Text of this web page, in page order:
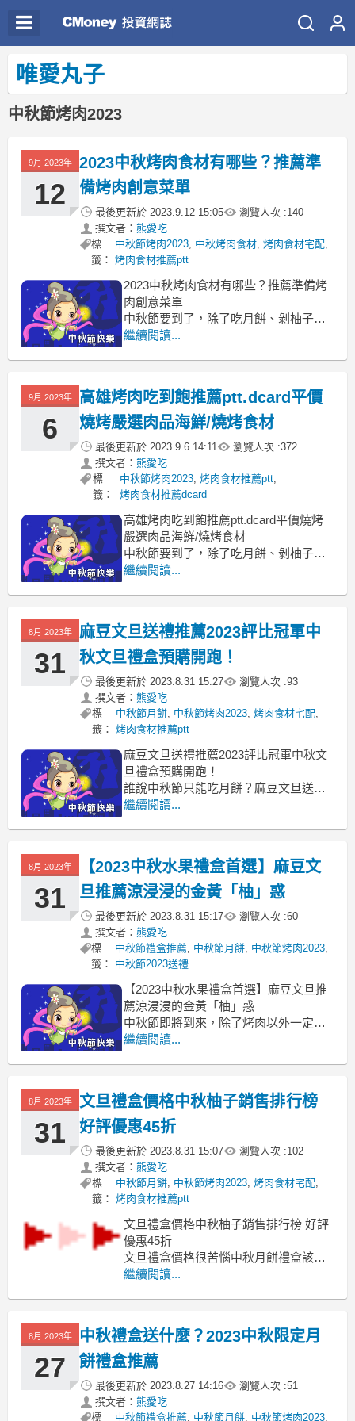
唯愛丸子
中秋節烤肉2023
9月 2023年
12
2023中秋烤肉食材有哪些？推薦準
備烤肉創意菜單
最後更新於 2023.9.12 15:05 瀏覽人次 :140
撰文者： 熊愛吃
標
籤：
中秋節烤肉2023, 中秋烤肉食材, 烤肉食材宅配,
烤肉食材推薦ptt
2023中秋烤肉食材有哪些？推薦準備烤
肉創意菜單
中秋節要到了，除了吃月餅、剝柚子中
秋烤肉食材
烤肉食材宅配 烤肉必備食材ptt 烤肉創意
菜單 烤肉必備食材dcard
最令我期待的就是烤肉啦中秋烤肉食材
繼續閱讀...
9月 2023年
6
高雄烤肉吃到飽推薦ptt.dcard平價
燒烤嚴選肉品海鮮/燒烤食材
最後更新於 2023.9.6 14:11 瀏覽人次 :372
撰文者： 熊愛吃
標
籤：
中秋節烤肉2023,烤肉食材推薦ptt,
烤肉食材推薦dcard
高雄烤肉吃到飽推薦ptt.dcard平價燒烤
嚴選肉品海鮮/燒烤食材
中秋節要到了，除了吃月餅、剝柚子高
雄烤肉吃到飽
到飽 高雄吃到飽 平價燒肉吃到飽 高雄
燒肉吃到飽價格 499燒肉吃到飽 高雄燒
烤海鮮吃到
繼續閱讀...
8月 2023年
31
麻豆文旦送禮推薦2023評比冠軍中
秋文旦禮盒預購開跑！
最後更新於 2023.8.31 15:27 瀏覽人次 :93
撰文者： 熊愛吃
標
籤：
中秋節月餅, 中秋節烤肉2023,烤肉食材宅配,
烤肉食材推薦ptt
麻豆文旦送禮推薦2023評比冠軍中秋文
旦禮盒預購開跑！
誰說中秋節只能吃月餅？麻豆文旦送禮
文旦推薦ptt, 文旦推薦dcard, 麻豆文旦送
南 麻 豆 文旦
餡料豐富但是又不會油膩麻豆文旦送禮
繼續閱讀...
8月 2023年
31
【2023中秋水果禮盒首選】麻豆文
旦推薦涼浸浸的金黃「柚」惑
最後更新於 2023.8.31 15:17 瀏覽人次 :60
撰文者： 熊愛吃
標
籤：
中秋節禮盒推薦, 中秋節月餅, 中秋節烤肉2023,
中秋節2023送禮
【2023中秋水果禮盒首選】麻豆文旦推
薦涼浸浸的金黃「柚」惑
中秋節即將到來，除了烤肉以外一定要
吃月餅麻豆文旦
文旦推薦ptt 麻豆文旦品種 麻豆文旦2023
才有過到中秋節的感覺～麻豆文旦
現在
繼續閱讀...
8月 2023年
31
文旦禮盒價格中秋柚子銷售排行榜
好評優惠45折
最後更新於 2023.8.31 15:07 瀏覽人次 :102
撰文者： 熊愛吃
標
籤：
中秋節月餅, 中秋節烤肉2023,烤肉食材宅配,
烤肉食材推薦ptt
文旦禮盒價格中秋柚子銷售排行榜 好評
優惠45折
文旦禮盒價格很苦惱中秋月餅禮盒該送
什麼比較好嗎?
豆文旦特色, 老欉柚子推薦, 文旦推薦
2023, 文旦禮盒2023, 麻豆文旦禮盒, 麻
豆文旦價格,
繼續閱讀...
8月 2023年
27
中秋禮盒送什麼？2023中秋限定月
餅禮盒推薦
最後更新於 2023.8.27 14:16 瀏覽人次 :51
撰文者： 熊愛吃
標
中秋節禮盒推薦, 中秋節月餅, 中秋節烤肉2023,